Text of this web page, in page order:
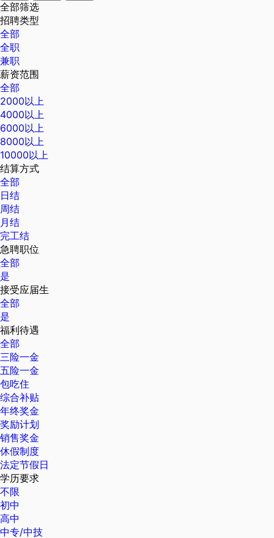
全部筛选
招聘类型
全部
全职
兼职
薪资范围
全部
2000以上
4000以上
6000以上
8000以上
10000以上
结算方式
全部
日结
周结
月结
完工结
急聘职位
全部
是
接受应届生
全部
是
福利待遇
全部
三险一金
五险一金
包吃住
综合补贴
年终奖金
奖励计划
销售奖金
休假制度
法定节假日
学历要求
不限
初中
高中
中专/中技